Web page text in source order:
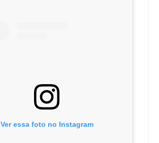
Ver essa foto no Instagram